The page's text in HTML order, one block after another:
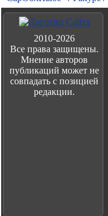
2010-2026
Все права защищены.
Мнение авторов
публикаций может не
совпадать с позицией
редакции.